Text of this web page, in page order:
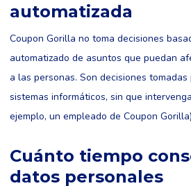
automatizada
Coupon Gorilla no toma decisiones
automatizado de asuntos que puedan
a las personas. Son decisiones
sistemas informáticos, sin que
ejemplo, un empleado de Coupon
Cuánto tiempo
datos personales